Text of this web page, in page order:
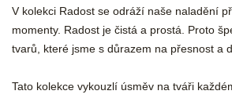
V kolekci Radost se odráží naše naladění
momenty. Radost je čistá a prostá. Proto
tvarů, které jsme s důrazem na přesnost a
Tato kolekce vykouzlí úsměv na tváři